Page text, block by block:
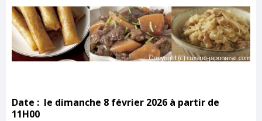
Date : le dimanche 8 février 2026 à partir de
11H00